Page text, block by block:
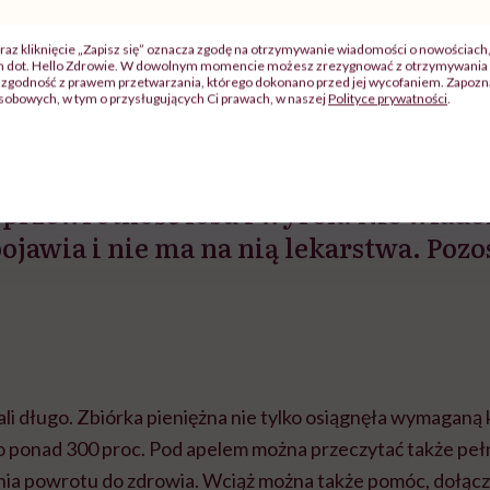
atakuje narządy mowy i funkcje oddechowe. Jego
temu. Następnie pojawiły się problemy z jedzeniem,
postępuje i nie ma lekarstwa, które skutecznie by ją
przewrotność losu i wyrok. Nie
i nie ma na nią lekarstwa.
długo. Zbiórka pieniężna nie tylko osiągnęła wymaganą
ponad 300 proc. Pod apelem można przeczytać także
powrotu do zdrowia. Wciąż można także pomóc,
kliknięcie „Zapisz się” oznacza zgodę na otrzymywanie wiadomości o
dot. Hello Zdrowie. W dowolnym momencie możesz zrezygnować z
zgodność z prawem przetwarzania, którego dokonano przed jej wycofaniem.
w tym o przysługujących Ci prawach, w naszejPolityce prywatności.